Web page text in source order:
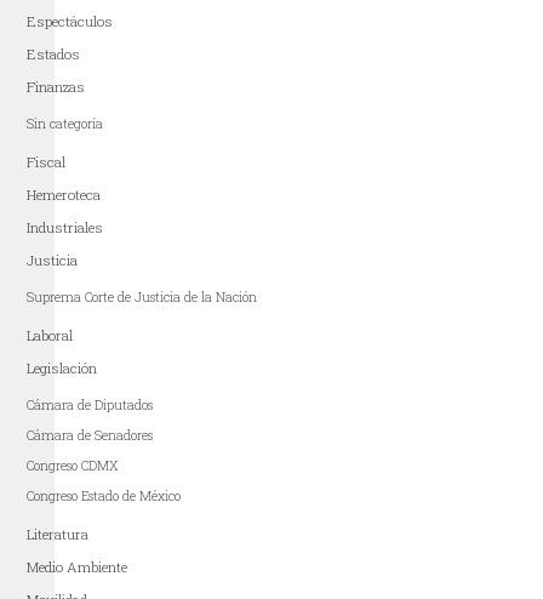
Espectáculos
Estados
Finanzas
Sin categoría
Fiscal
Hemeroteca
Industriales
Justicia
Suprema Corte de Justicia de la Nación
Laboral
Legislación
Cámara de Diputados
Cámara de Senadores
Congreso CDMX
Congreso Estado de México
Literatura
Medio Ambiente